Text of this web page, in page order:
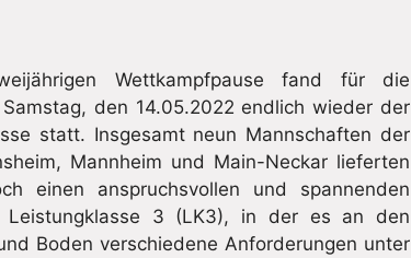
Wettkampfpause fand für die
den 14.05.2022 endlich wieder der
statt. Insgesamt neun Mannschaften der
Mannheim und Main-Neckar lieferten
einen anspruchsvollen und spannenden
Leistungklasse 3 (LK3), in der es an den
Boden verschiedene Anforderungen unter